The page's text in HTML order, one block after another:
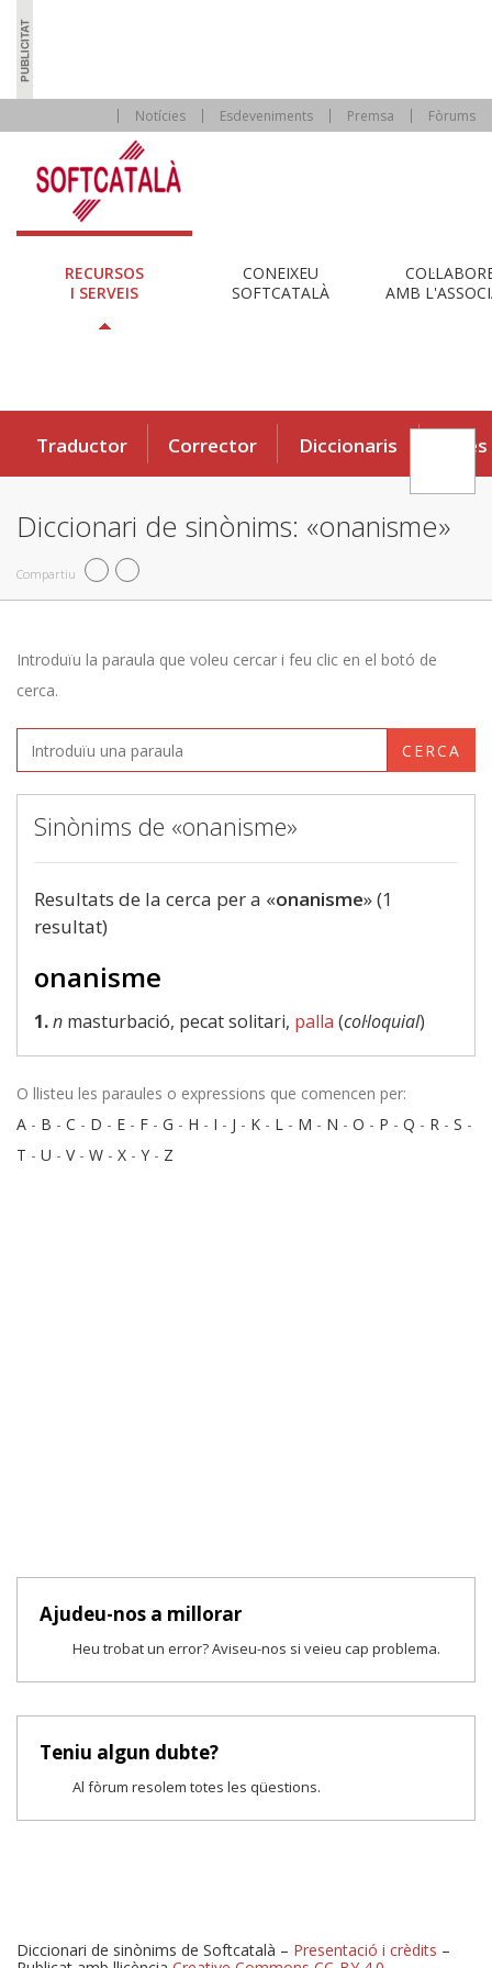
Notícies Esdeveniments Premsa Fòrums
RECURSOS
I SERVEIS
CONEIXEU
SOFTCATALÀ
AMB
Traductor Corrector Diccionaris Eines
Diccionari de sinònims: «onanisme»
Compartiu
Introduïu la paraula que voleu cercar i feu clic en el botó de
cerca.
CERCA
Sinònims de «onanisme»
Resultats de la cerca per a «onanisme» (1
resultat)
onanisme
1.n masturbació, pecat solitari, palla (col·loquial)
O llisteu les paraules o expressions que comencen per:
A - B - C - D - E - F - G - H - I - J - K - L - M - N - O - P - Q - R - S -
T - U - V- W - X - Y - Z
Ajudeu-nos a millorar
Heu trobat un error? Aviseu-nos si veieu cap problema.
Teniu algun dubte?
Al fòrum resolem totes les qüestions.
Diccionari de sinònims de Softcatalà – Presentació i crèdits –